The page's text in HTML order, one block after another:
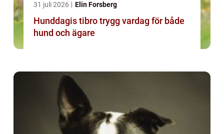
31 juli 2026 Elin Forsberg
Hunddagis tibro trygg vardag för både
hund och ägare